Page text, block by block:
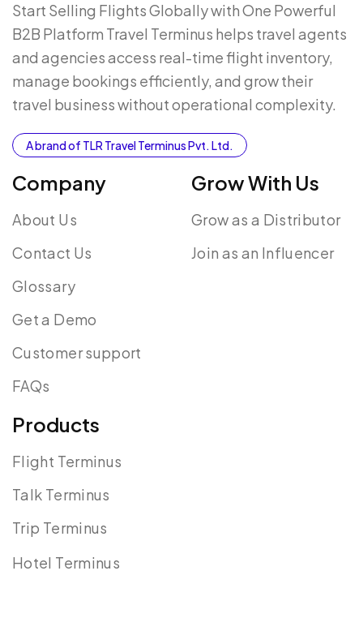
Start Selling Flights Globally with One Powerful
B2B Platform Travel Terminus helps travel agents
and agencies access real-time flight inventory,
manage bookings efficiently, and grow their
travel business without operational complexity.
A brand of TLR Travel Terminus Pvt. Ltd.
Company
About Us
Contact Us
Glossary
Get a Demo
Customer support
FAQs
Grow With Us
Grow as a Distributor
Join as an Influencer
Products
Flight Terminus
Talk Terminus
Trip Terminus
Hotel Terminus